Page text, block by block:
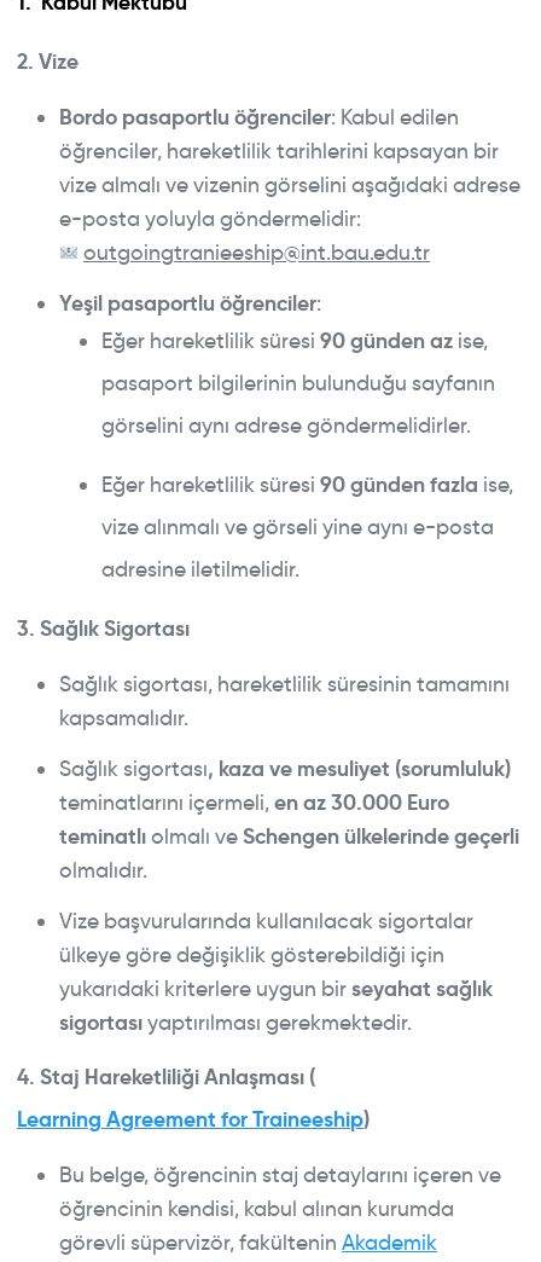
2. Vize
Bordo pasaportlu öğrenciler: Kabul edilen
öğrenciler, hareketlilik tarihlerini kapsayan bir
vize almalı ve vizenin görselini aşağıdaki adrese
e-posta yoluyla göndermelidir:
outgoingtranieeship@int.bau.edu.tr
Yeşil pasaportlu öğrenciler:
Eğer hareketlilik süresi 90 günden az ise,
pasaport bilgilerinin bulunduğu sayfanın
görselini aynı adrese göndermelidirler.
Eğer hareketlilik süresi 90 günden fazla ise,
vize alınmalı ve görseli yine aynı e-posta
adresine iletilmelidir.
3. Sağlık Sigortası
Sağlık sigortası, hareketlilik süresinin tamamını
kapsamalıdır.
Sağlık sigortası, kaza ve mesuliyet (sorumluluk)
teminatlarını içermeli,en az 30.000 Euro
teminatlıolmalı veSchengen ülkelerinde geçerli
olmalıdır.
Vize başvurularında kullanılacak sigortalar
ülkeye göre değişiklik gösterebildiği için
yukarıdaki kriterlere uygun birseyahat sağlık
sigortasıyaptırılması gerekmektedir.
4. Staj Hareketliliği Anlaşması (
Learning Agreement for Traineeship)
Bu belge, öğrencinin staj detaylarını içeren ve
öğrencinin kendisi, kabul alınan kurumda
görevli süpervizör, fakültenin Akademik